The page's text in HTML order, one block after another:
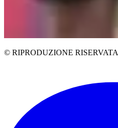
© RIPRODUZIONE RISERVATA